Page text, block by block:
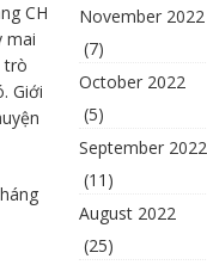
CH
mai
trò
Giới
November 2022
(7)
October 2022
(5)
September 2022
(11)
August 2022
(25)